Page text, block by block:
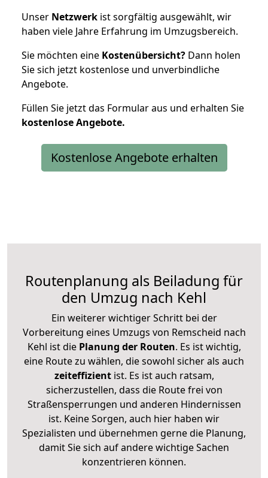
Unser Netzwerk ist sorgfältig ausgewählt, wir
haben viele Jahre Erfahrung im Umzugsbereich.
Sie möchten eine Kostenübersicht? Dann holen
Sie sich jetzt kostenlose und unverbindliche
Angebote.
Füllen Sie jetzt das Formular aus und erhalten Sie
kostenloseAngebote.
Kostenlose Angebote erhalten
Routenplanung als Beiladung für
den Umzug nach Kehl
Ein weiterer wichtiger Schritt bei der
Vorbereitung eines Umzugs von Remscheid nach
Kehl ist diePlanung der Routen. Es ist wichtig,
eine Route zu wählen, die sowohl sicher als auch
zeiteffizientist. Es ist auch ratsam,
sicherzustellen, dass die Route frei von
Straßensperrungen und anderen Hindernissen
ist. Keine Sorgen, auch hier haben wir
Spezialisten und übernehmen gerne die Planung,
damit Sie sich auf andere wichtige Sachen
konzentrieren können.